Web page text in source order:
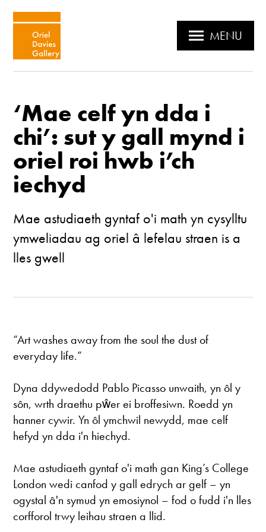
MENU
‘Mae celf yn dda i
chi’: sut y gall mynd i
oriel roi hwb i’ch
iechyd
Mae astudiaeth gyntaf o'i math yn cysylltu
ymweliadau ag oriel â lefelau straen is a
lles gwell
“Art washes away from the soul the dust of
everyday life.”
Dyna ddywedodd Pablo Picasso unwaith, yn ôl y
sôn, wrth draethu pŵer ei broffesiwn. Roedd yn
hanner cywir. Yn ôl ymchwil newydd, mae celf
hefyd yn dda i'n hiechyd.
Mae astudiaeth gyntaf o'i math gan King’s College
London wedi canfod y gall edrych ar gelf – yn
ogystal â'n symud yn emosiynol – fod o fudd i'n lles
corfforol trwy leihau straen a llid.